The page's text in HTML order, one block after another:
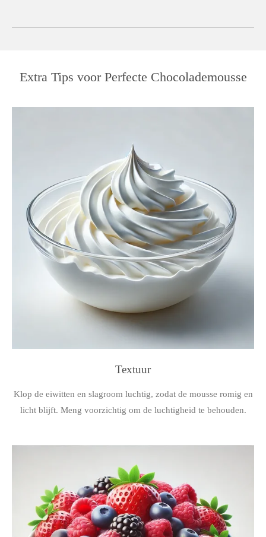
Extra Tips voor Perfecte Chocolademousse
Textuur
Klop de eiwitten en slagroom luchtig, zodat de mousse romig en
licht blijft. Meng voorzichtig om de luchtigheid te behouden.